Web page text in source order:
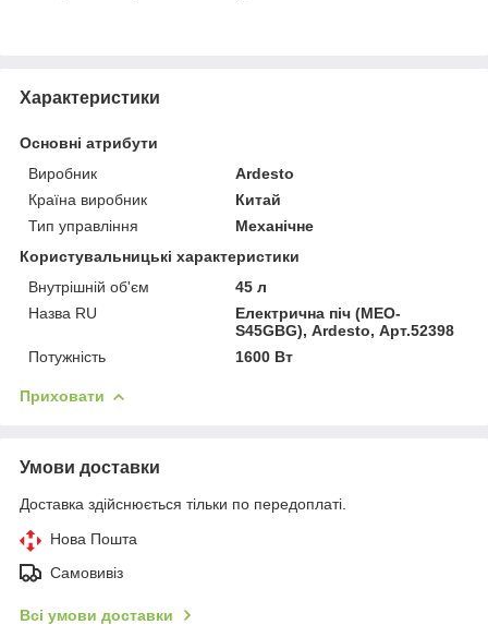
Характеристики
Основні атрибути
Виробник
Ardesto
Країна виробник
Китай
Тип управління
Механічне
Користувальницькі характеристики
Внутрішній об'єм
45 л
Назва RU
Електрична піч (MEO-
S45GBG), Ardesto, Арт.52398
Потужність
1600 Вт
Приховати
Умови доставки
Доставка здійснюється тільки по передоплаті.
Нова Пошта
Самовивіз
Всі умови доставки